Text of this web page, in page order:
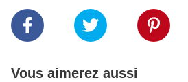
Vous aimerez aussi